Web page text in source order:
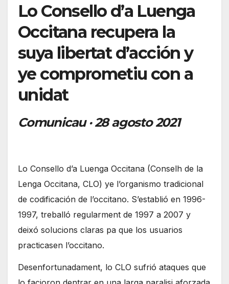
Lo Consello d’a Luenga
Occitana recupera la
suya libertat d’acción y
ye comprometiu con a
unidat
Comunicau · 28 agosto 2021
Lo Consello d’a Luenga Occitana (Conselh de la
Lenga Occitana, CLO) ye l’organismo tradicional
de codificación de l’occitano. S’establió en 1996-
1997, treballó regularment de 1997 a 2007 y
deixó solucions claras pa que los usuarios
practicasen l’occitano.
Desenfortunadament, lo CLO sufrió ataques que